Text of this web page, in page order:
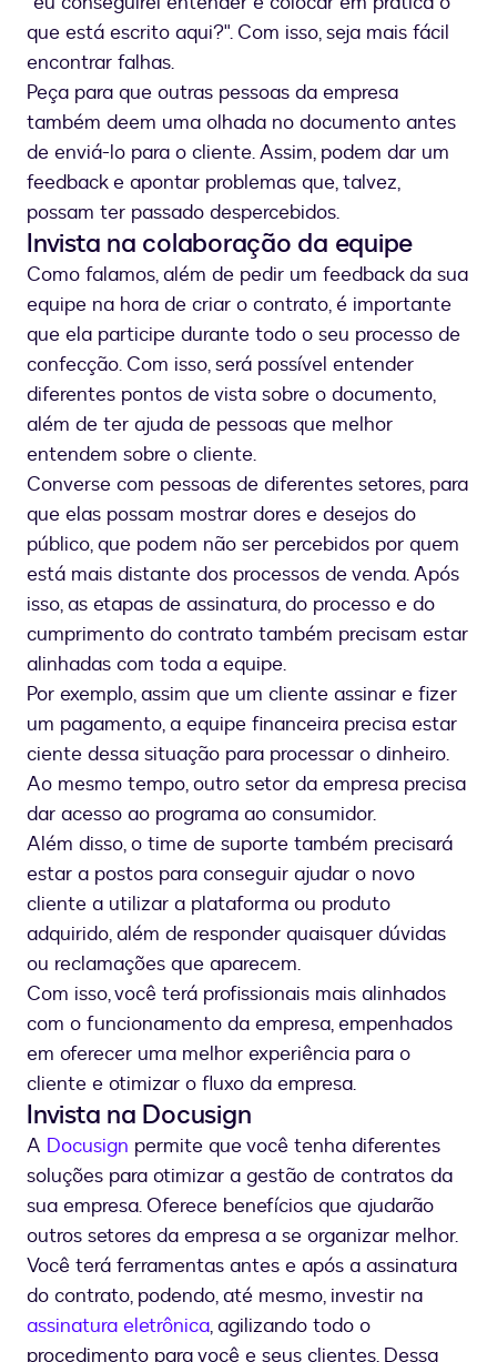
que está escrito aqui?". Com isso, seja mais fácil
encontrar falhas.
Peça para que outras pessoas da empresa
também deem uma olhada no documento antes
de enviá-lo para o cliente. Assim, podem dar um
feedback e apontar problemas que, talvez,
possam ter passado despercebidos.
Invista na colaboração da equipe
Como falamos, além de pedir um feedback da sua
equipe na hora de criar o contrato, é importante
que ela participe durante todo o seu processo de
confecção. Com isso, será possível entender
diferentes pontos de vista sobre o documento,
além de ter ajuda de pessoas que melhor
entendem sobre o cliente.
Converse com pessoas de diferentes setores, para
que elas possam mostrar dores e desejos do
público, que podem não ser percebidos por quem
está mais distante dos processos de venda. Após
isso, as etapas de assinatura, do processo e do
cumprimento do contrato também precisam estar
alinhadas com toda a equipe.
Por exemplo, assim que um cliente assinar e fizer
um pagamento, a equipe financeira precisa estar
ciente dessa situação para processar o dinheiro.
Ao mesmo tempo, outro setor da empresa precisa
dar acesso ao programa ao consumidor.
Além disso, o time de suporte também precisará
estar a postos para conseguir ajudar o novo
cliente a utilizar a plataforma ou produto
adquirido, além de responder quaisquer dúvidas
ou reclamações que aparecem.
Com isso, você terá profissionais mais alinhados
com o funcionamento da empresa, empenhados
em oferecer uma melhor experiência para o
cliente e otimizar o fluxo da empresa.
Invista na Docusign
A Docusign permite que você tenha diferentes
soluções para otimizar a gestão de contratos da
sua empresa. Oferece benefícios que ajudarão
outros setores da empresa a se organizar melhor.
Você terá ferramentas antes e após a assinatura
do contrato, podendo, até mesmo, investir na
assinatura eletrônica, agilizando todo o
procedimento para você e seus clientes. Dessa